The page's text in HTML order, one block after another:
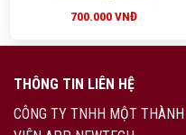
700.000VNĐ
THÔNG TIN LIÊN HỆ
CÔNG TY TNHH MỘT THÀNH